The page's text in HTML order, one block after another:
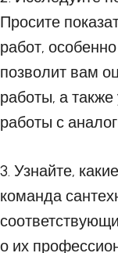
Просите
работ,
позволит вам
работы, а
работы с
3. Узнайте,
команда
о их